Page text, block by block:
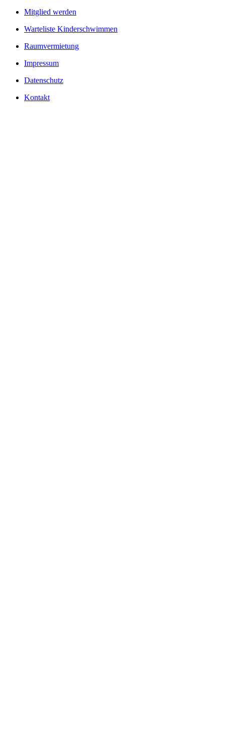
Mitglied werden
Warteliste Kinderschwimmen
Raumvermietung
Impressum
Datenschutz
Kontakt